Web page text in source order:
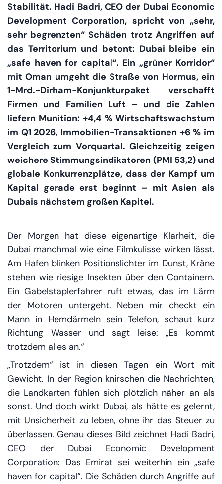
Stabilität. Hadi Badri, CEO der Dubai Economic
Development Corporation, spricht von „sehr,
sehr begrenzten“ Schäden trotz Angriffen auf
das Territorium und betont: Dubai bleibe ein
„safe haven for capital“. Ein „grüner Korridor“
mit Oman umgeht die Straße von Hormus, ein
1-Mrd.-Dirham-Konjunkturpaket verschafft
Firmen und Familien Luft – und die Zahlen
liefern Munition: +4,4 % Wirtschaftswachstum
im Q1 2026, Immobilien-Transaktionen +6 % im
Vergleich zum Vorquartal. Gleichzeitig zeigen
weichere Stimmungsindikatoren (PMI 53,2) und
globale Konkurrenzplätze, dass der Kampf um
Kapital gerade erst beginnt – mit Asien als
Dubais nächstem großen Kapitel.
Der Morgen hat diese eigenartige Klarheit, die
Dubai manchmal wie eine Filmkulisse wirken lässt.
Am Hafen blinken Positionslichter im Dunst, Kräne
stehen wie riesige Insekten über den Containern.
Ein Gabelstaplerfahrer ruft etwas, das im Lärm
der Motoren untergeht. Neben mir checkt ein
Mann in Hemdärmeln sein Telefon, schaut kurz
Richtung Wasser und sagt leise: „Es kommt
trotzdem alles an.“
„Trotzdem“ ist in diesen Tagen ein Wort mit
Gewicht. In der Region knirschen die Nachrichten,
die Landkarten fühlen sich plötzlich näher an als
sonst. Und doch wirkt Dubai, als hätte es gelernt,
mit Unsicherheit zu leben, ohne ihr das Steuer zu
überlassen. Genau dieses Bild zeichnet Hadi Badri,
CEO der Dubai Economic Development
Corporation: Das Emirat sei weiterhin ein „safe
haven for capital“. Die Schäden durch Angriffe auf